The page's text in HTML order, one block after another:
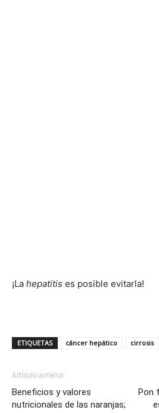
¡La hepatitis es posible evitarla!
ETIQUETAS cáncer hepático cirrosis
Artículo anterior
Beneficios y valores
nutricionales de las naranjas;
Pon